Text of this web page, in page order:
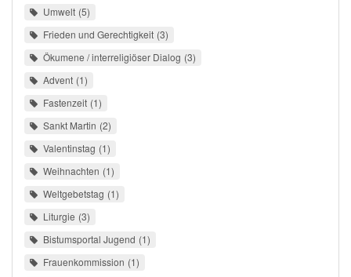
Umwelt 5
Frieden und Gerechtigkeit 3
Ökumene / interreligiöser Dialog 3
Advent 1
Fastenzeit 1
Sankt Martin 2
Valentinstag 1
Weihnachten 1
Weltgebetstag 1
Liturgie 3
Bistumsportal Jugend 1
Frauenkommission 1